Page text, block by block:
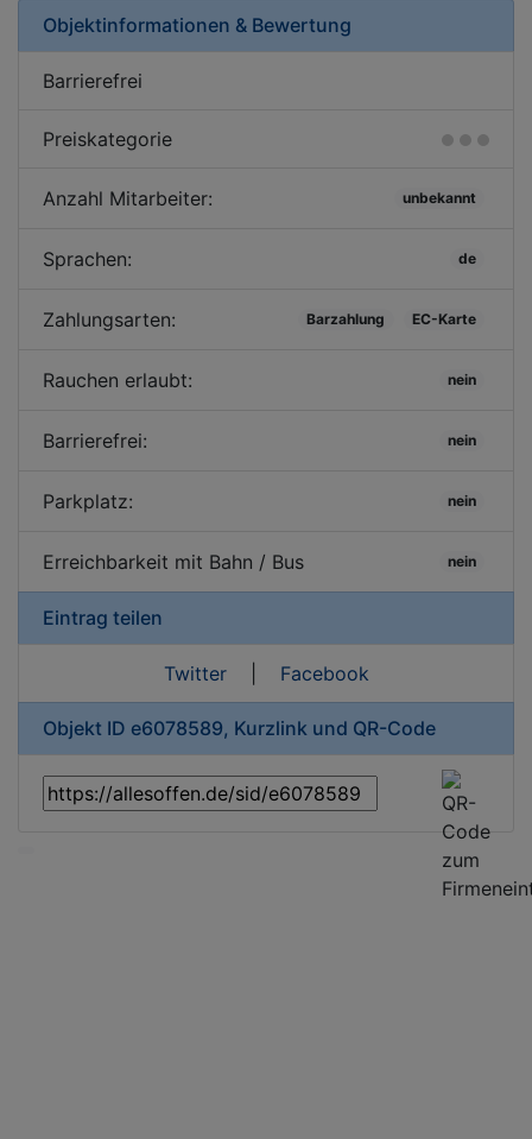
Objektinformationen & Bewertung
Barrierefrei
Preiskategorie
Anzahl Mitarbeiter: unbekannt
Sprachen: de
Zahlungsarten: Barzahlung EC-Karte
Rauchen erlaubt: nein
Barrierefrei: nein
Parkplatz: nein
Erreichbarkeit mit Bahn / Bus nein
Eintrag teilen
Twitter| Facebook
Objekt ID e6078589, Kurzlink und QR-Code